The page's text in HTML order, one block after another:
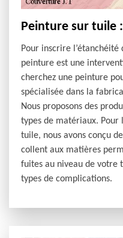
Peinture sur tuile
Pour inscrire
peinture est une
cherchez une peinture
spécialisée dans la
Nous proposons des
types de matériaux.
tuile, nous avons conçu
collent aux matières
fuites au niveau de votre
types de complications.